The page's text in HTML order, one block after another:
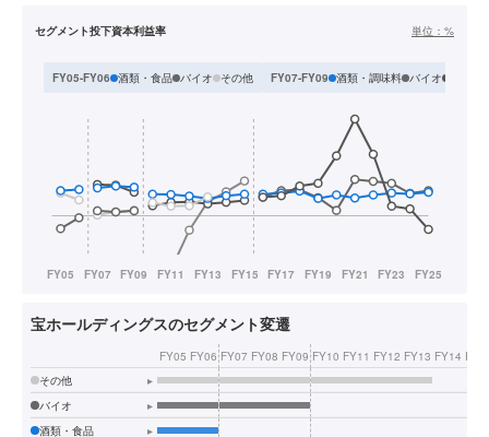
セグメント投下資本利益率 単位： %
FY05-FY06 酒類・食品 バイオ その他 FY07-FY09 酒類・調味料 バイオ
宝ホールディングスのセグメント変遷
FY05 FY06 FY07 FY08 FY09 FY10 FY11 FY12 FY13 FY14
その他
▸
バイオ
▸
酒類・食品
▸